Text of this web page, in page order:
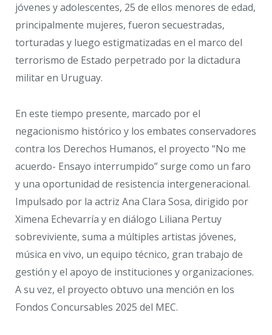
jóvenes y adolescentes, 25 de ellos menores de edad,
principalmente mujeres, fueron secuestradas,
torturadas y luego estigmatizadas en el marco del
terrorismo de Estado perpetrado por la dictadura
militar en Uruguay.
En este tiempo presente, marcado por el
negacionismo histórico y los embates conservadores
contra los Derechos Humanos, el proyecto “No me
acuerdo- Ensayo interrumpido” surge como un faro
y una oportunidad de resistencia intergeneracional.
Impulsado por la actriz Ana Clara Sosa, dirigido por
Ximena Echevarría y en diálogo Liliana Pertuy
sobreviviente, suma a múltiples artistas jóvenes,
música en vivo, un equipo técnico, gran trabajo de
gestión y el apoyo de instituciones y organizaciones.
A su vez, el proyecto obtuvo una mención en los
Fondos Concursables 2025 del MEC.